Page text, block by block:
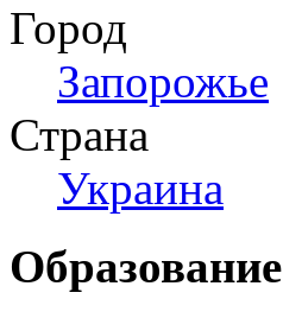
Город
Запорожье
Страна
Украина
Образование